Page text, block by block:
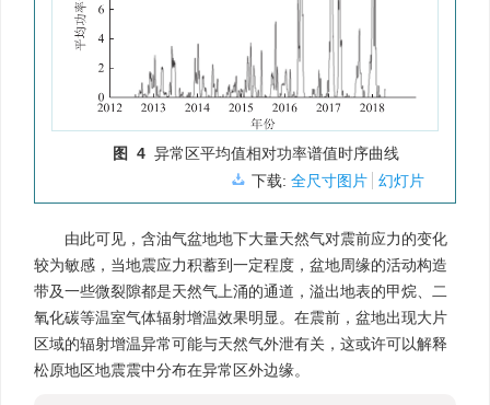
图 4 异常区平均值相对功率谱值时序曲线
下载: 全尺寸图片 幻灯片
由此可见，含油气盆地地下大量天然气对震前应力的变化
较为敏感，当地震应力积蓄到一定程度，盆地周缘的活动构造
带及一些微裂隙都是天然气上涌的通道，溢出地表的甲烷、二
氧化碳等温室气体辐射增温效果明显。在震前，盆地出现大片
区域的辐射增温异常可能与天然气外泄有关，这或许可以解释
松原地区地震震中分布在异常区外边缘。